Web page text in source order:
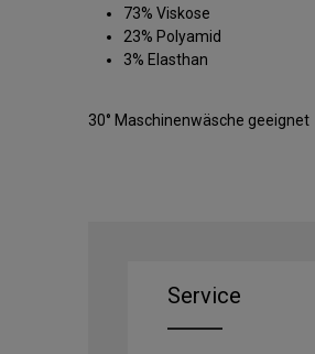
73% Viskose
23% Polyamid
3% Elasthan
30° Maschinenwäsche geeignet
Service